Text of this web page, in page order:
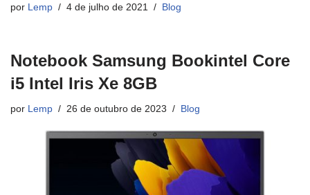
por Lemp 4 de julho de 2021 Blog
Notebook Samsung Bookintel Core
i5 Intel Iris Xe 8GB
por Lemp 26 de outubro de 2023 Blog